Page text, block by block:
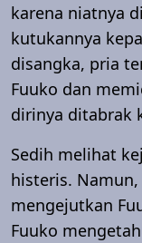
karena niatnya
kutukannya
disangka, pria
Fuuko dan
dirinya ditabrak
Sedih melihat
histeris.
mengejutkan
Fuuko